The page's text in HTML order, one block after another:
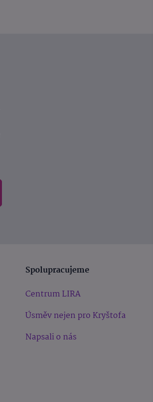
Spolupracujeme
Centrum LIRA
Úsměv nejen pro Kryštofa
Napsali o nás